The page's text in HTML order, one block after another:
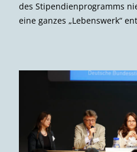
des Stipendienprogramms
eine ganzes „Lebenswerk“